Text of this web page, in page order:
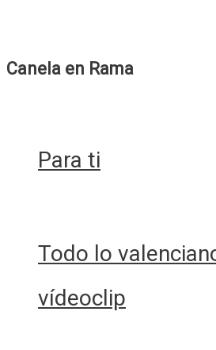
la
Canela en Rama
Para ti
Todo lo
vídeoclip